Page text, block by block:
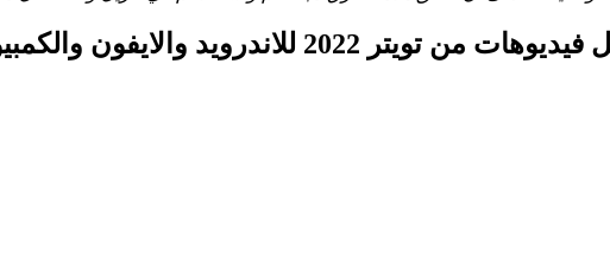
والايفون والكمبيوتر مجانا